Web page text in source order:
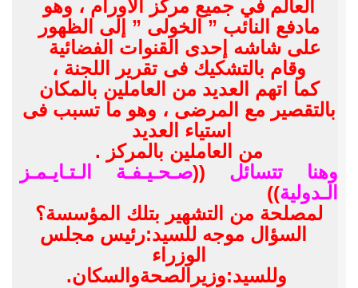
العالم في جميع مركز الأورام ، وهو
مادفع النائب ” الخولى ” إلى الظهور
على شاشه إحدى القنوات الفضائية
وقام بالتشكيك فى تقرير اللجنة ،
كما اتهم العديد من العاملين بالمكان
بالتقصير مع المرضى ، وهو ما تسبب فى
استياء العديد
من العاملين بالمركز .
وهنا تتسائل ((صـحـيـفـة الـتـايـمـز
الـدولية))
لمصلحة من التشهير بتلك المؤسسة؟
السؤال موجه للسيد:رئيس مجلس
الوزراء
وللسيد:وزيرالصحةوالسكان.